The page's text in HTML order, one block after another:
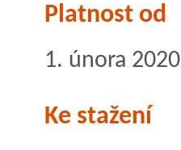
Platnost od
1. února 2020
Ke stažení